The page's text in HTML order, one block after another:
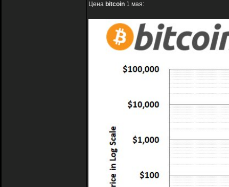
Цена bitcoin 1 мая: